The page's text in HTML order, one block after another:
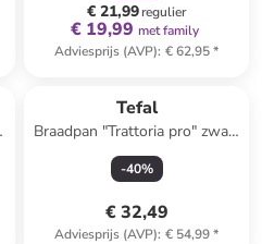
€ 21,99regulier
€ 19,99 met family
Adviesprijs (AVP): € 62,95*
Tefal
Braadpan "Trattoria pro" zwart
- Ø 24 cm
-40%
€ 32,49
Adviesprijs (AVP): € 54,99*